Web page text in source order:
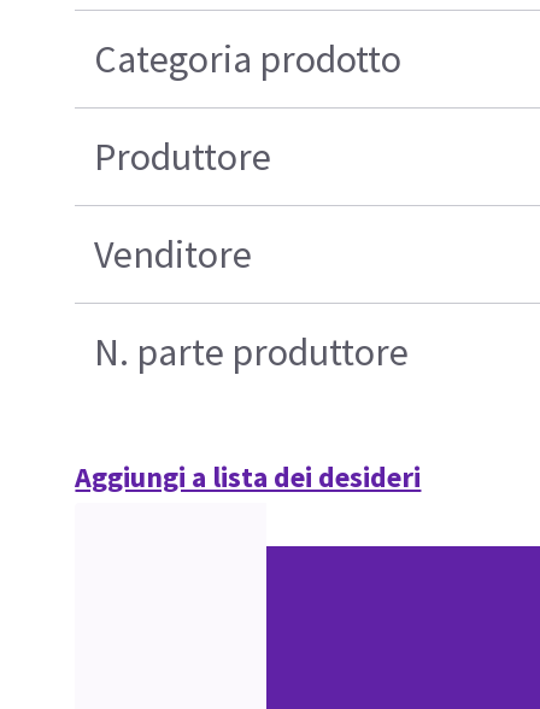
Categoria prodotto
Produttore
Venditore
N. parte produttore
Aggiungi a lista dei desideri